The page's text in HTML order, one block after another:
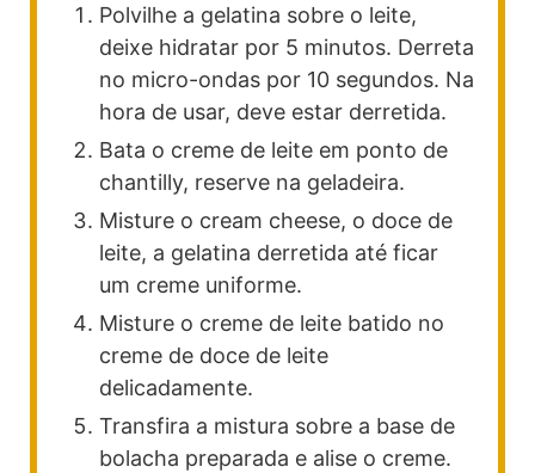
Polvilhe a gelatina sobre o leite,
deixe hidratar por 5 minutos. Derreta
no micro-ondas por 10 segundos. Na
hora de usar, deve estar derretida.
Bata o creme de leite em ponto de
chantilly, reserve na geladeira.
Misture o cream cheese, o doce de
leite, a gelatina derretida até ficar
um creme uniforme.
Misture o creme de leite batido no
creme de doce de leite
delicadamente.
Transfira a mistura sobre a base de
bolacha preparada e alise o creme.